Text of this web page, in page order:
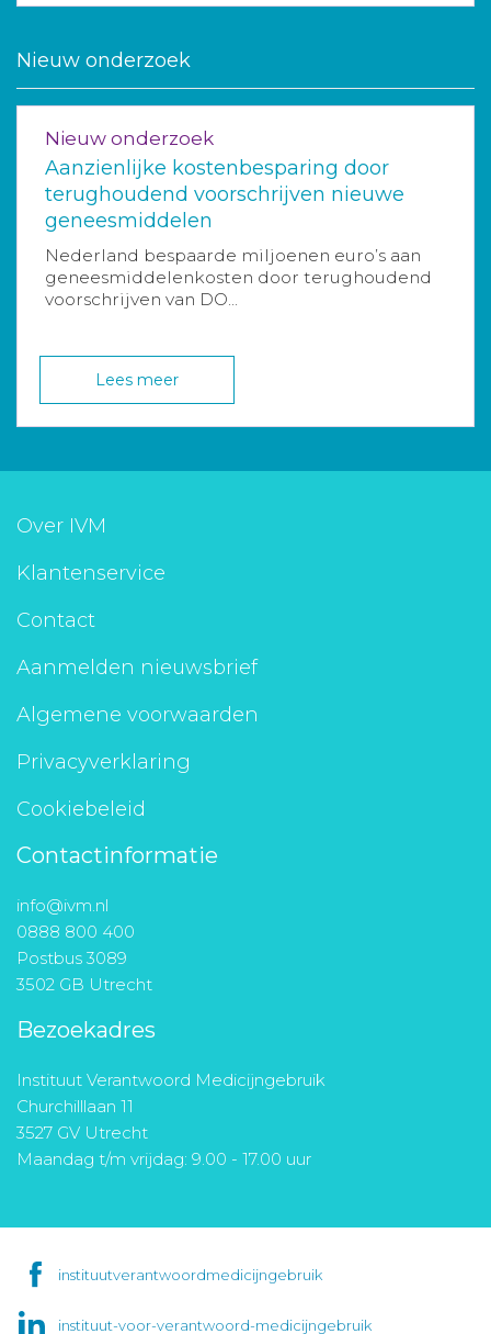
Nieuw onderzoek
Nieuw onderzoek
Aanzienlijke kostenbesparing door
terughoudend voorschrijven nieuwe
geneesmiddelen
Nederland bespaarde miljoenen euro’s aan
geneesmiddelenkosten door terughoudend
voorschrijven van DO...
Lees meer
Over IVM
Klantenservice
Contact
Aanmelden nieuwsbrief
Algemene voorwaarden
Privacyverklaring
Cookiebeleid
Contactinformatie
info@ivm.nl
0888 800 400
Postbus 3089
3502 GB Utrecht
Bezoekadres
Instituut Verantwoord Medicijngebruik
Churchilllaan 11
3527 GV Utrecht
Maandag t/m vrijdag: 9.00 - 17.00 uur
instituutverantwoordmedicijngebruik
instituut-voor-verantwoord-medicijngebruik